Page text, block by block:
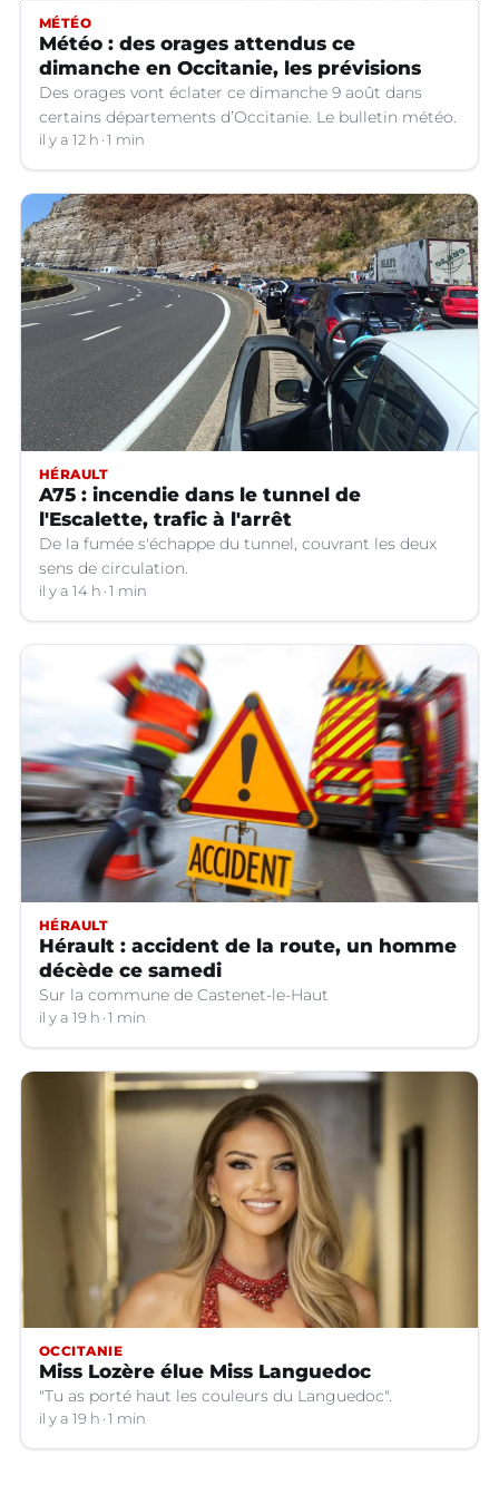
MÉTÉO
Météo : des orages attendus ce
dimanche en Occitanie, les prévisions
Des orages vont éclater ce dimanche 9 août dans
certains départements d’Occitanie. Le bulletin météo.
il y a 12 h 1 min
HÉRAULT
A75 : incendie dans le tunnel de
l'Escalette, trafic à l'arrêt
De la fumée s'échappe du tunnel, couvrant les deux
sens de circulation.
il y a 14 h 1 min
HÉRAULT
Hérault : accident de la route, un homme
décède ce samedi
Sur la commune de Castenet-le-Haut
il y a 19 h 1 min
OCCITANIE
Miss Lozère élue Miss Languedoc
"Tu as porté haut les couleurs du Languedoc".
il y a 19 h 1 min